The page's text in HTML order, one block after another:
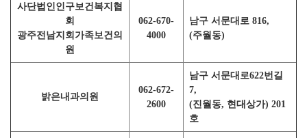
사단법인인구보건복지협
회
광주전남지회가족보건의
원
062-670-
4000
남구 서문대로 816,
(주월동)
밝은내과의원
062-672-
2600
남구 서문대로622번길
7,
(진월동, 현대상가) 201
호